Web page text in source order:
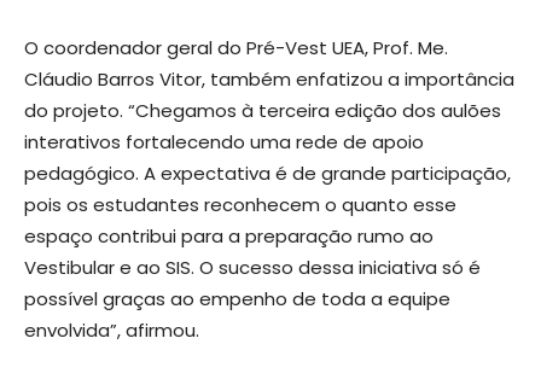
O coordenador geral do Pré-Vest UEA, Prof. Me.
Cláudio Barros Vitor, também enfatizou a importância
do projeto. “Chegamos à terceira edição dos aulões
interativos fortalecendo uma rede de apoio
pedagógico. A expectativa é de grande participação,
pois os estudantes reconhecem o quanto esse
espaço contribui para a preparação rumo ao
Vestibular e ao SIS. O sucesso dessa iniciativa só é
possível graças ao empenho de toda a equipe
envolvida”, afirmou.